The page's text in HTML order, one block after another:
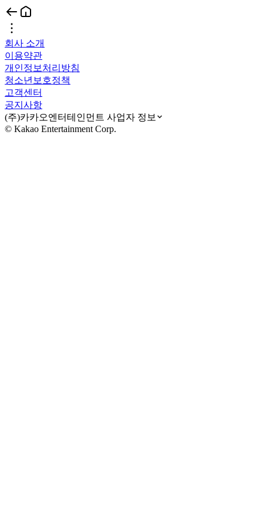
회사 소개
이용약관
개인정보처리방침
청소년보호정책
고객센터
공지사항
(주)카카오엔터테인먼트 사업자 정보
© Kakao Entertainment Corp.